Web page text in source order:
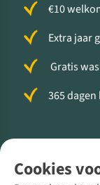
Cookies
€10
Extra jaar
Gratis
365